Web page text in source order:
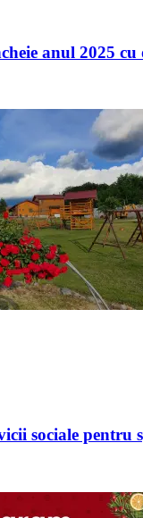
anul 2025 cu
sociale